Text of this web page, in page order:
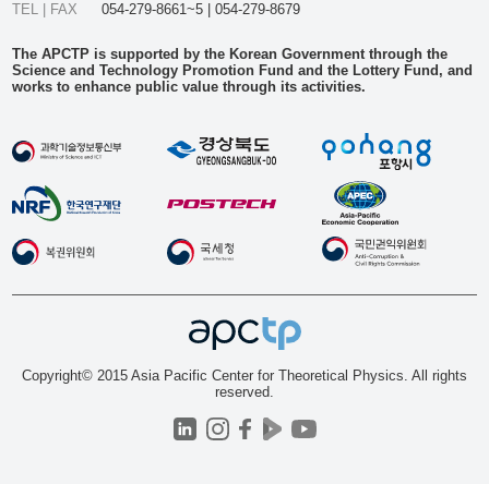
TEL | FAX
054-279-8661~5 | 054-279-8679
The APCTP is supported by the Korean Government through the
Science and Technology Promotion Fund and the Lottery Fund, and
works to enhance public value through its activities.
Copyright© 2015 Asia Pacific Center for Theoretical Physics. All rights
reserved.